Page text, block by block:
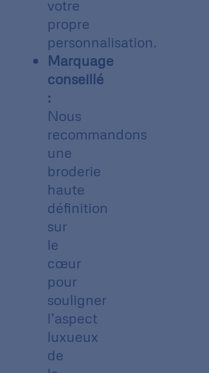
votre
propre
personnalisation.
Marquage
conseillé
:
Nous
recommandons
une
broderie
haute
définition
sur
le
cœur
pour
souligner
l’aspect
luxueux
de